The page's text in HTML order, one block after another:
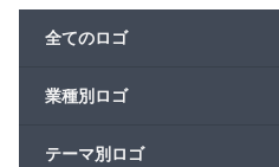
全てのロゴ
業種別ロゴ
テーマ別ロゴ